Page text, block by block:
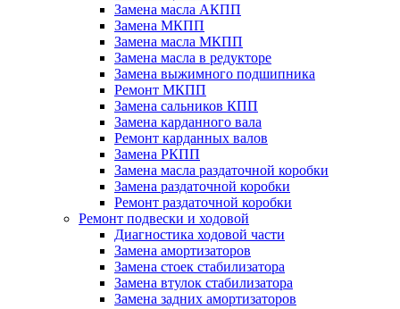
Замена масла АКПП
Замена МКПП
Замена масла МКПП
Замена масла в редукторе
Замена выжимного подшипника
Ремонт МКПП
Замена сальников КПП
Замена карданного вала
Ремонт карданных валов
Замена РКПП
Замена масла раздаточной коробки
Замена раздаточной коробки
Ремонт раздаточной коробки
Ремонт подвески и ходовой
Диагностика ходовой части
Замена амортизаторов
Замена стоек стабилизатора
Замена втулок стабилизатора
Замена задних амортизаторов